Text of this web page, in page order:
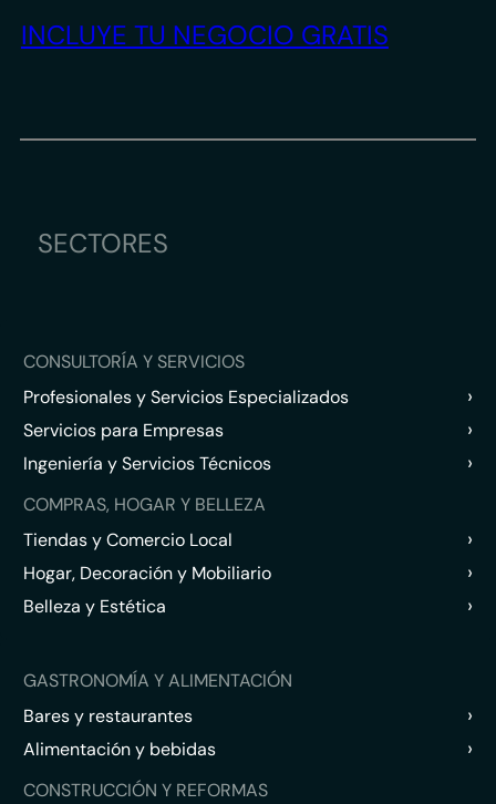
INCLUYE TU NEGOCIO GRATIS
SECTORES
CONSULTORÍA Y SERVICIOS
Profesionales y Servicios Especializados
›
Servicios para Empresas ›
Ingeniería y Servicios Técnicos ›
COMPRAS, HOGAR Y BELLEZA
Tiendas y Comercio Local
›
Hogar, Decoración y Mobiliario ›
Belleza y Estética ›
GASTRONOMÍA Y ALIMENTACIÓN
Bares y restaurantes
›
Alimentación y bebidas ›
CONSTRUCCIÓN Y REFORMAS